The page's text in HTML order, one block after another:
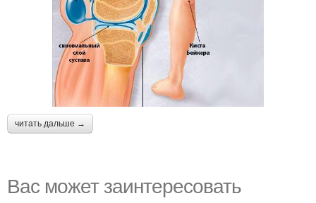
читать дальше →
Вас может заинтересовать